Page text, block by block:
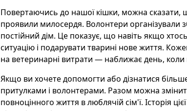
Повертаючись до нашої кішки, можна сказати,
проявили милосердя. Волонтери організували
постійний дім. Це показує, що навіть якщо
ситуацію і подарувати тварині нове життя.
на ветеринарні витрати — наближає день, коли
Якщо ви хочете допомогти або дізнатися
притулками і волонтерами. Разом можна
повноцінного життя в люблячій сім'ї. Історія